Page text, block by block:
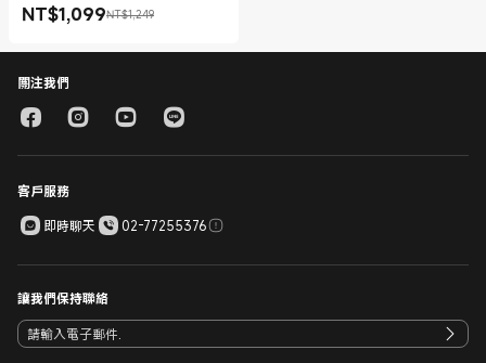
NT$1,099
現價 NT$1099.00NT$1,249
銷售價格 NT$1,249
關注我們
客戶服務
即時聊天
02-77255376
讓我們保持聯絡